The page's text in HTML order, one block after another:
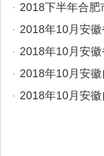
· 2018下半年合肥
· 2018年10月安
· 2018年10月安
· 2018年10月安
· 2018年10月安